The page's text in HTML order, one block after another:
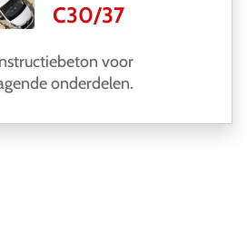
C30/37
voor
onderdelen.